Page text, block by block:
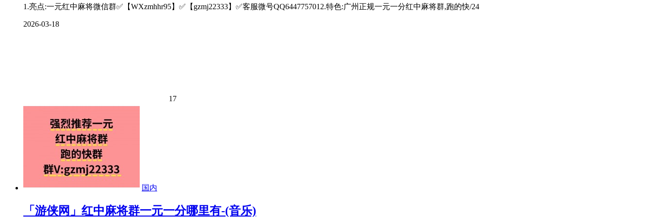
1.亮点:一元红中麻将微信群✅【WXzmhhr95】✅【gzmj22333】✅客服微号QQ6447757012.特色:广州正规一元一分红中麻将群,跑的快/24
2026-03-18
17
国内
「游侠网」红中麻将群一元一分哪里有-(音乐)